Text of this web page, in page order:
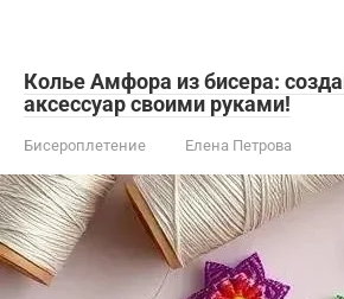
Колье Амфора из бисера:
аксессуар своими руками!
Бисероплетение Елена Петрова